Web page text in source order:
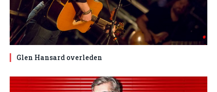
Glen Hansard overleden